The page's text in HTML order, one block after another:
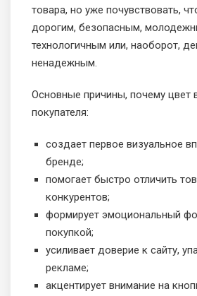
товара, но уже почувствовать,
дорогим, безопасным,
технологичным или, наоборот,
ненадежным.
Основные причины, почему цвет
покупателя:
создает первое визуальное
бренде;
помогает быстро отличить
конкурентов;
формирует эмоциональный
покупкой;
усиливает доверие к сайту,
рекламе;
акцентирует внимание на